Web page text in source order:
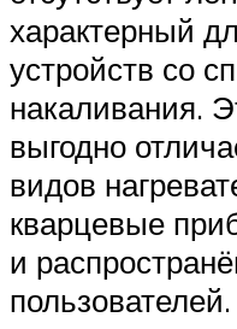
характерный
устройств со
накаливания.
выгодно
видов
кварцевые
и
пользователей.